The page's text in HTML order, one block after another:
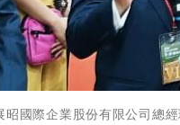
國際企業股份有限公司總